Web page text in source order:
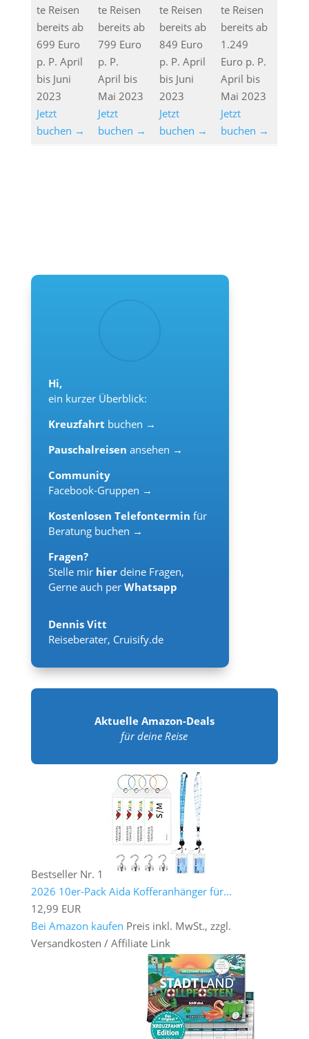
te Reisen
bereits ab
699 Euro
p. P. April
bis Juni
2023
Jetzt
buchen →
te Reisen
bereits ab
799 Euro
p. P.
April bis
Mai 2023
Jetzt
buchen →
te Reisen
bereits ab
849 Euro
p. P. April
bis Juni
2023
Jetzt
buchen →
te Reisen
bereits ab
1.249
Euro p. P.
April bis
Mai 2023
Jetzt
buchen →
Hi,
ein kurzer Überblick:
Kreuzfahrt buchen →
Pauschalreisen ansehen →
Community
Facebook-Gruppen →
Kostenlosen Telefontermin für
Beratung buchen →
Fragen?
Stelle mir hier deine Fragen,
Gerne auch per Whatsapp
Dennis Vitt
Reiseberater, Cruisify.de
Aktuelle Amazon-Deals
für deine Reise
Bestseller Nr. 1
2026 10er-Pack Aida Kofferanhänger für...
12,99 EUR
Bei Amazon kaufen Preis inkl. MwSt., zzgl.
Versandkosten / Affiliate Link